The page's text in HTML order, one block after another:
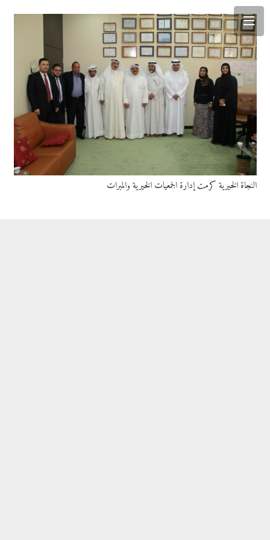
النجاة الخيرية كرمت إدارة الجمعيات الخيرية والمبرات